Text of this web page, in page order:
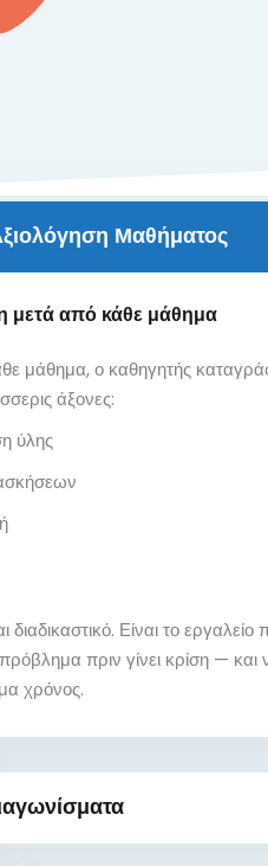
Μαθήματος
μετά από κάθε μάθημα
μάθημα, ο καθηγητής
άξονες:
ύλης
διαδικαστικό. Είναι το
πριν γίνει κρίση —
χρόνος.